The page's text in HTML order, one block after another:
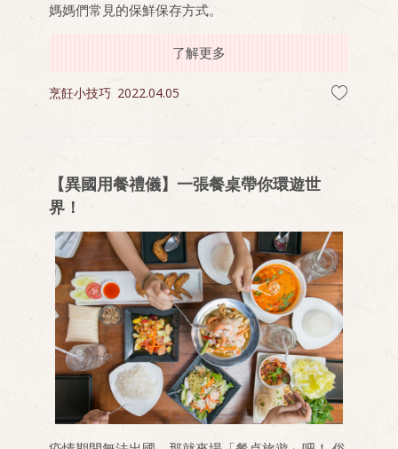
媽媽們常見的保鮮保存方式。
了解更多
烹飪小技巧 2022.04.05
【異國用餐禮儀】一張餐桌帶你環遊世
界！